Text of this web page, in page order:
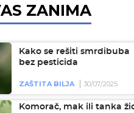
ZANIMA
Kako se rešiti smrdibuba
bez pesticida
ZAŠTITA BILJA 30/07/2025
Komorač, mak ili tanka